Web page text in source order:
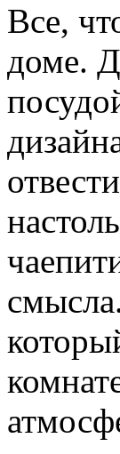
Все,
доме.